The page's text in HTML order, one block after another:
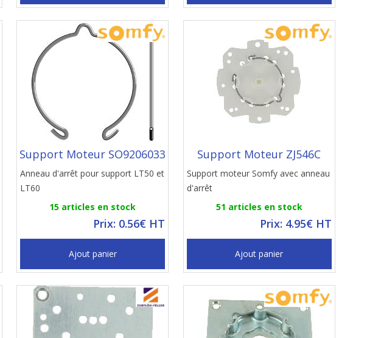
Support Moteur SO9206033
Anneau d'arrêt pour support LT50 et
LT60
15 articles en stock
Prix: 0.56€ HT
Ajout panier
Support Moteur ZJ546C
Support moteur Somfy avec anneau
d'arrêt
51 articles en stock
Prix: 4.95€ HT
Ajout panier